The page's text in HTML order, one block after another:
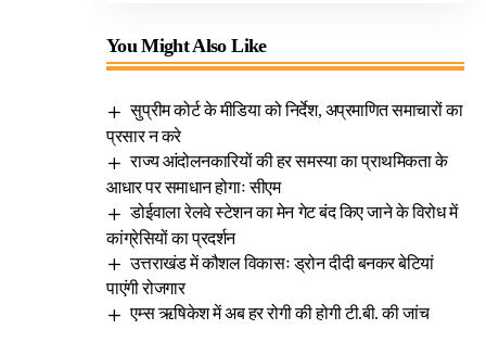
You Might Also Like
सुप्रीम कोर्ट के मीडिया को निर्देश, अप्रमाणित समाचारों का
प्रसार न करे
राज्य आंदोलनकारियों की हर समस्या का प्राथमिकता के
आधार पर समाधान होगाः सीएम
डोईवाला रेलवे स्टेशन का मेन गेट बंद किए जाने के विरोध में
कांग्रेसियों का प्रदर्शन
उत्तराखंड में कौशल विकासः ड्रोन दीदी बनकर बेटियां
पाएंगी रोजगार
एम्स ऋषिकेश में अब हर रोगी की होगी टी.बी. की जांच